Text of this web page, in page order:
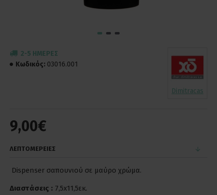
9,00€
2-5 ΗΜΈΡΕΣ
Κωδικός: 03016.001
Dimitracas
ΛΕΠΤΟΜΕΡΕΙΕΣ
Dispenser σαπουνιού σε μαύρο χρώμα.
Διαστάσεις : 7,5x11,5εκ.